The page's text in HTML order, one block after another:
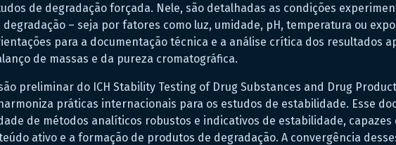
de degradação forçada. Nele, são detalhadas as condições
– seja por fatores como luz, umidade, pH, temperatura ou
para a documentação técnica e a análise crítica dos resultados
de massas e da pureza cromatográfica.
preliminar do ICH Stability Testing of Drug Substances and Drug
práticas internacionais para os estudos de estabilidade. Esse
de métodos analíticos robustos e indicativos de estabilidade,
ativo e a formação de produtos de degradação. A convergência